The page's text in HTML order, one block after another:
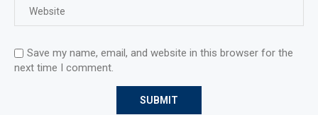
Save my name, email, and website in this browser for the
next time I comment.